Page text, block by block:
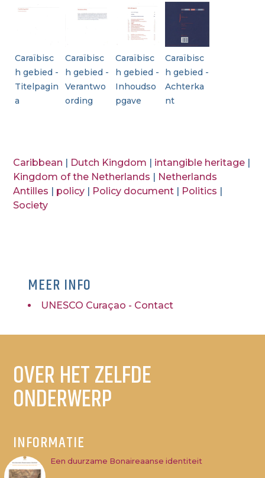
Caraïbisc
h gebied -
Titelpagin
a
Caraïbisc
h gebied -
Verantwo
ording
Caraïbisc
h gebied -
Inhoudso
pgave
Caraïbisc
h gebied -
Achterka
nt
Caribbean Dutch Kingdom intangible heritage
Kingdom of the Netherlands
Netherlands
Antilles
policy Policy document Politics
Society
MEER INFO
UNESCO Curaçao - Contact
OVER HET ZELFDE
ONDERWERP
INFORMATIE
Een duurzame Bonaireaanse identiteit